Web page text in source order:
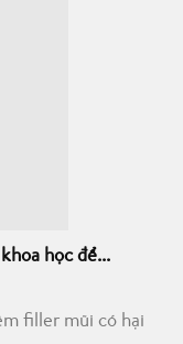
học để...
filler mũi có hại